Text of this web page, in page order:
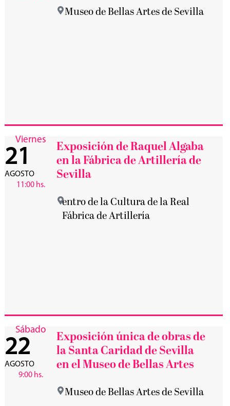
Museo de Bellas Artes de Sevilla
Viernes
21
AGOSTO
11:00 hs.
Exposición de Raquel Algaba
en la Fábrica de Artillería de
Sevilla
entro de la Cultura de la Real
Fábrica de Artillería
Sábado
22
AGOSTO
9:00 hs.
Exposición única de obras de
la Santa Caridad de Sevilla
en el Museo de Bellas Artes
Museo de Bellas Artes de Sevilla